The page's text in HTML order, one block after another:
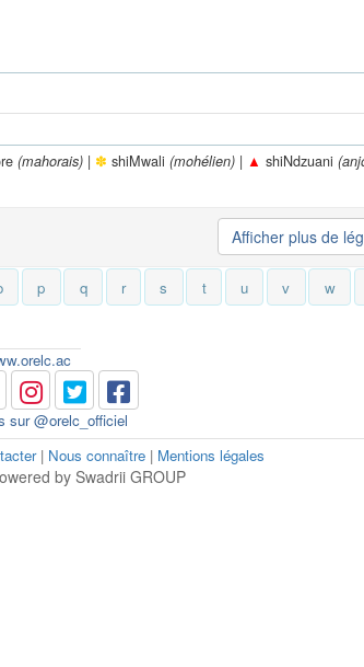
(mahorais) | ✽ shiMwali (mohélien) | ▲ shiNdzuani
Afficher plus de
p q r s t u v w
sur @orelc_officiel
| Nous connaître | Mentions légales
by Swadrii GROUP